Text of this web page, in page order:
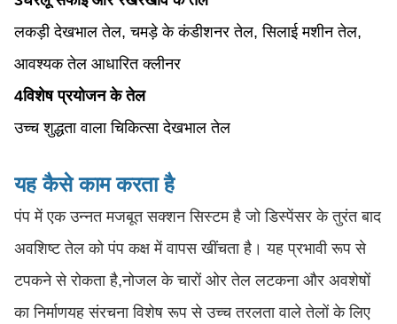
लकड़ी देखभाल तेल, चमड़े के कंडीशनर तेल, सिलाई मशीन तेल,
आवश्यक तेल आधारित क्लीनर
4विशेष प्रयोजन के तेल
उच्च शुद्धता वाला चिकित्सा देखभाल तेल
यह कैसे काम करता है
पंप में एक उन्नत मजबूत सक्शन सिस्टम है जो डिस्पेंसर के तुरंत बाद
अवशिष्ट तेल को पंप कक्ष में वापस खींचता है। यह प्रभावी रूप से
टपकने से रोकता है,नोजल के चारों ओर तेल लटकना और अवशेषों
का निर्माणयह संरचना विशेष रूप से उच्च तरलता वाले तेलों के लिए